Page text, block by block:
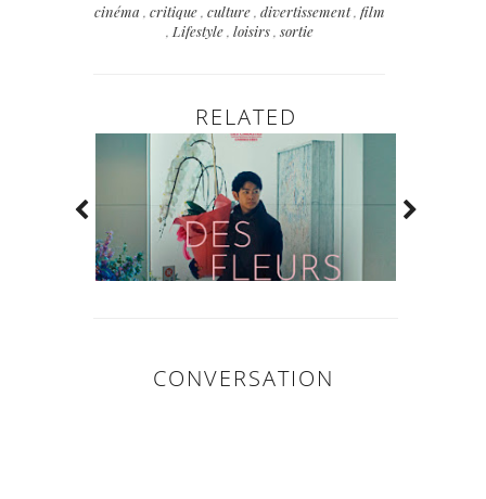
cinéma , critique, culture, divertissement, film
, Lifestyle, loisirs, sortie
RELATED
CONVERSATION